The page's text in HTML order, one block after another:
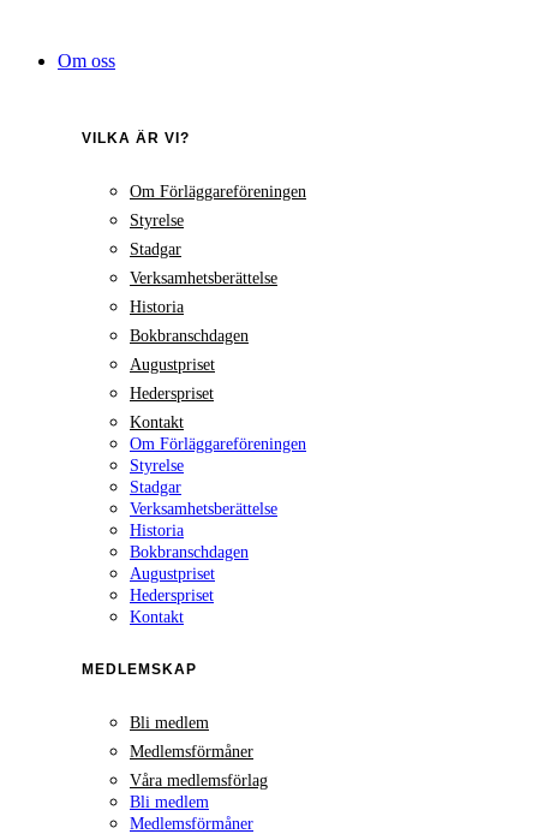
innehållOm oss
VILKA ÄR VI?
Om Förläggareföreningen
Styrelse
Stadgar
Verksamhetsberättelse
Historia
Bokbranschdagen
Augustpriset
Hederspriset
Kontakt
Om Förläggareföreningen
Styrelse
Stadgar
Verksamhetsberättelse
Historia
Bokbranschdagen
Augustpriset
Hederspriset
Kontakt
MEDLEMSKAP
Bli medlem
Medlemsförmåner
Våra medlemsförlag
Bli medlem
Medlemsförmåner